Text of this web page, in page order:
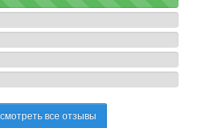
все отзывы